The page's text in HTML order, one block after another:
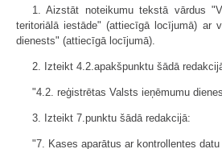
1. Aizstāt noteikumu tekstā vārdus
teritoriālā iestāde" (attiecīgā locījumā) ar
dienests" (attiecīgā locījumā).
2. Izteikt 4.2.apakšpunktu šādā
"4.2. reģistrētas Valsts ieņēmumu
3. Izteikt 7.punktu šādā redakcijā:
"7. Kases aparātus ar kontrollentes